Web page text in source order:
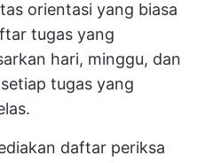
orientasi yang biasa
tugas yang
hari, minggu, dan
tugas yang
daftar periksa